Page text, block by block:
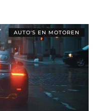
AUTO'S EN MOTOREN